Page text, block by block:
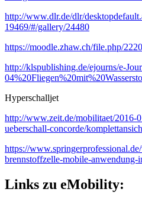
http://www.dlr.de/dlr/
19469/#/gallery/24480
https://moodle.zhaw.ch/file.php/
http://klspublishing.de/ejourns/e-
Hyperschalljet
http://www.zeit.de/mobilitaet/2016-
ueberschall-concorde/
https://
brennstoffzelle-mobile-anwendung-
Links zu eMobility: